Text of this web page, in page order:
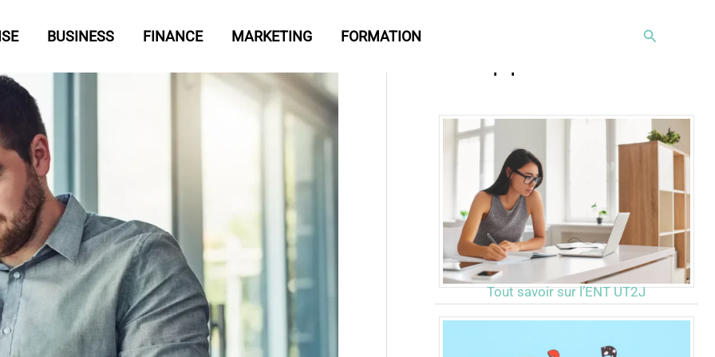
BUSINESS FINANCE MARKETING FORMATION Rechercher
Tout savoir sur l’ENT UT2J